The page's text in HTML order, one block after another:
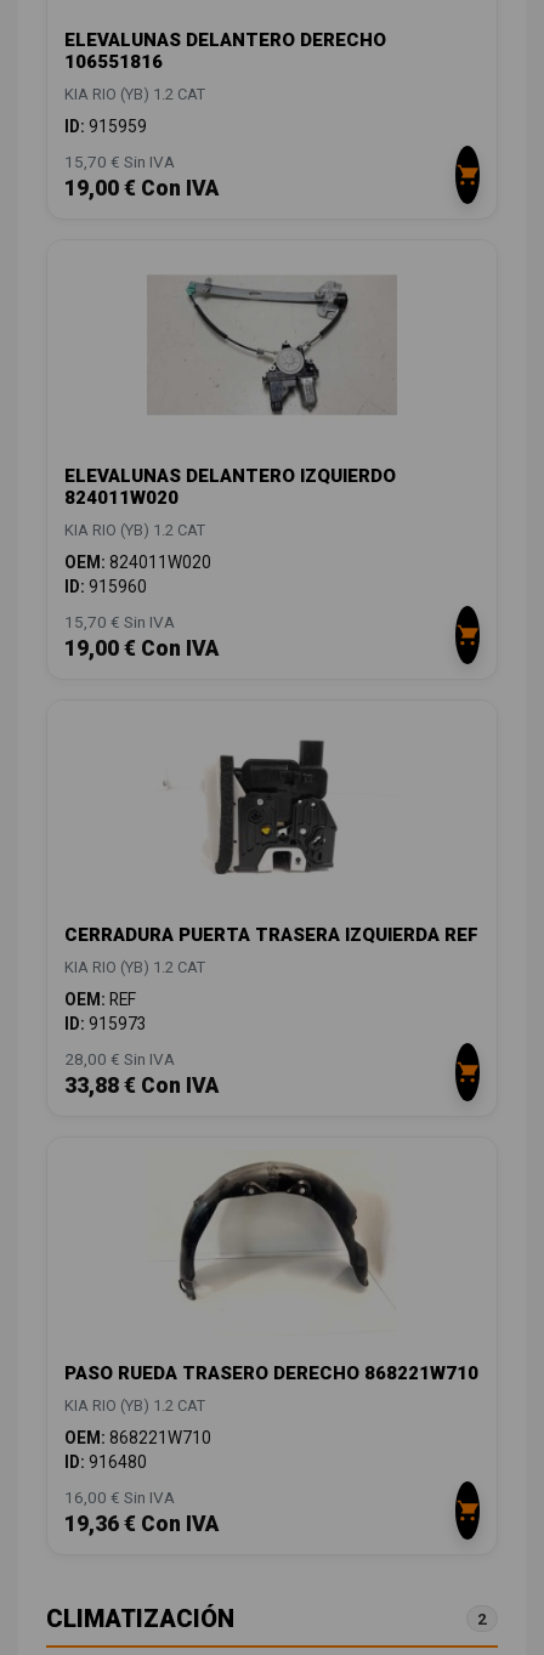
ELEVALUNAS DELANTERO DERECHO
106551816
KIA RIO (YB) 1.2 CAT
ID: 915959
15,70 € Sin IVA
19,00 € Con IVA
ELEVALUNAS DELANTERO IZQUIERDO
824011W020
KIA RIO (YB) 1.2 CAT
OEM: 824011W020
ID: 915960
15,70 € Sin IVA
19,00 € Con IVA
CERRADURA PUERTA TRASERA IZQUIERDA REF
KIA RIO (YB) 1.2 CAT
OEM: REF
ID: 915973
28,00 € Sin IVA
33,88 € Con IVA
PASO RUEDA TRASERO DERECHO 868221W710
KIA RIO (YB) 1.2 CAT
OEM: 868221W710
ID: 916480
16,00 € Sin IVA
19,36 € Con IVA
CLIMATIZACIÓN 2